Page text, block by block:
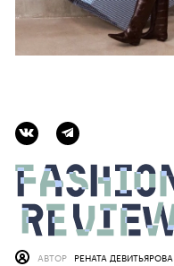
АВТОР РЕНАТА ДЕВИТЬЯРОВА